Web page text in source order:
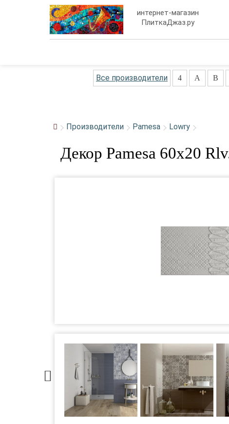
интернет-магазин
ПлиткаДжаз.ру
Все производители 4 A B
Производители Pamesa Lowry
Декор Pamesa 60x20